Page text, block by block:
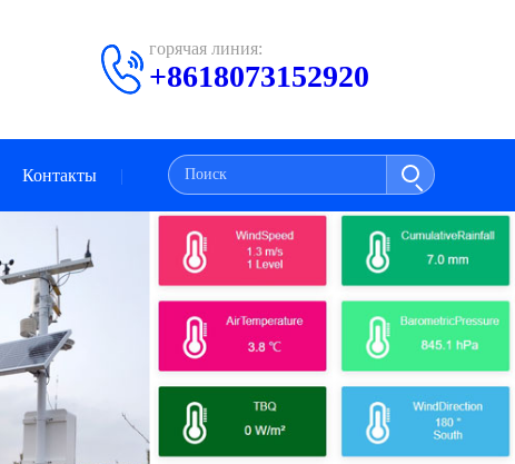
горячая линия:
+8618073152920
Контакты